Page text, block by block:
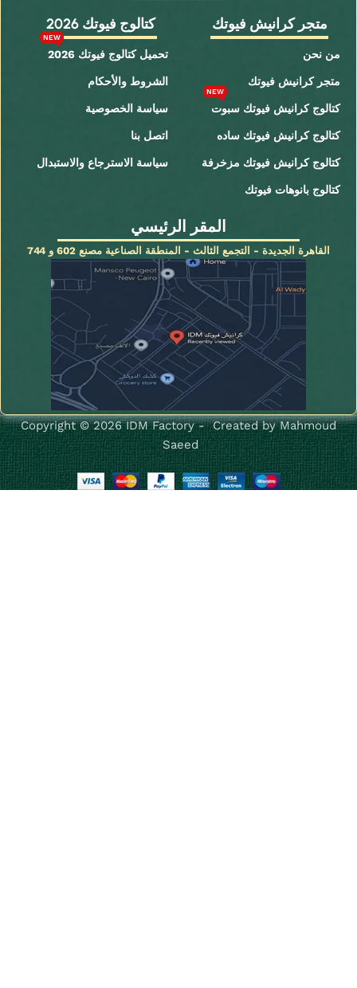
متجر كرانيش فيوتك
من نحن
متجر كرانيش فيوتك
كتالوج كرانيش فيوتك سبوت
NEW
كتالوج كرانيش فيوتك ساده
كتالوج كرانيش فيوتك مزخرفة
كتالوج بانوهات فيوتك
كتالوج فيوتك 2026
تحميل كتالوج فيوتك 2026
NEW
الشروط والأحكام
سياسة الخصوصية
اتصل بنا
سياسة الاسترجاع والاستبدال
المقر الرئيسي
القاهرة الجديدة - التجمع الثالث - المنطقة الصناعية مصنع 602 و 744
Copyright © 2026 IDM Factory - Created by Mahmoud
Saeed